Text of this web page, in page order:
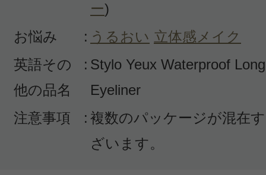
キャサリン 様
／40代
感じた効能：崩れにくい/フィット感
購入品：スティロユーウォータープ
ー)
お悩み
: うるおい 立体感メイク
英語その
他の品名
: Stylo Yeux Waterproof
Eyeliner
注意事項
: 複数のパッケージが混在
ざいます。